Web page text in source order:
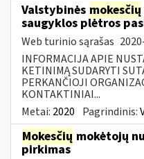
Valstybinės mokesčių
saugyklos plėtros
Web turinio sąrašas
INFORMACIJA APIE
KETINIMĄ SUDARYTI
PERKANČIOJI
KONTAKTINIAI...
Metai: 2020 Pagrindinis:
Mokesčių mokėtojų
pirkimas